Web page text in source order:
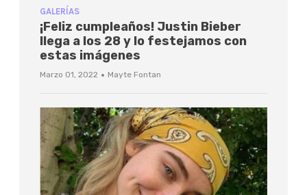
GALERÍAS
¡Feliz cumpleaños! Justin Bieber
llega a los 28 y lo festejamos con
estas imágenes
Marzo 01, 2022 · Mayte Fontan